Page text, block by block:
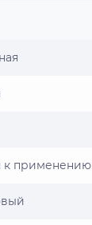
к применению